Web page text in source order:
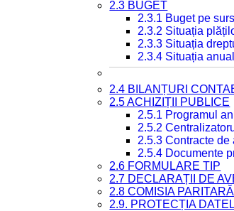
2.3 BUGET
2.3.1 Buget pe
2.3.2 Situația
2.3.3 Situația
2.3.4 Situația
2.4 BILANȚURI
2.5 ACHIZIȚII PUBLICE
2.5.1 Programul
2.5.2
2.5.3 Contracte
2.5.4 Documente
2.6 FORMULARE TIP
2.7 DECLARAȚII DE
2.8 COMISIA PARITARĂ
2.9. PROTECȚIA